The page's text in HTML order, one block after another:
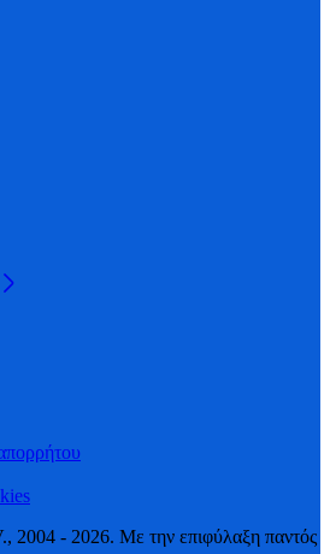
- 2026. Με την επιφύλαξη παντός